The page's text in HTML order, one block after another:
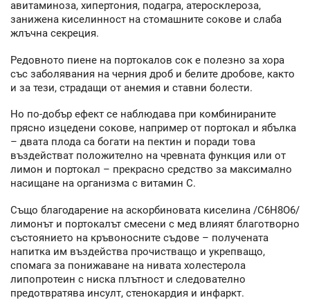
авитаминоза, хипертония, подагра, атеросклероза,
занижена киселинност на стомашните сокове и слаба
жлъчна секреция.
Редовното пиене на портокалов сок е полезно за хора
със заболявания на черния дроб и белите дробове, както
и за тези, страдащи от анемия и ставни болести.
Но по-добър ефект се наблюдава при комбинираните
прясно изцедени сокове, например от портокал и ябълка
– двата плода са богати на пектин и поради това
въздействат положително на чревната функция или от
лимон и портокал – прекрасно средство за максимално
насищане на организма с витамин С.
Също благодарение на аскорбиновата киселина /C6H8O6/
лимонът и портокалът смесени с мед влияят благотворно
състоянието на кръвоносните съдове – получената
напитка им въздейства прочистващо и укрепващо,
спомага за понижаване на нивата холестерола
липопротеин с ниска плътност и следователно
предотвратява инсулт, стенокардия и инфаркт.